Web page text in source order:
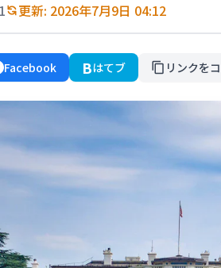
更新: 2026年7月9日 04:12
Facebook Bはてブ リンクを